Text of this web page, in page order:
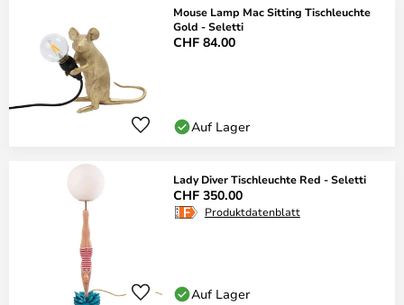
Mouse Lamp Mac Sitting Tischleuchte
Gold - Seletti
CHF 84.00
Auf Lager
Lady Diver Tischleuchte Red - Seletti
CHF 350.00
Produktdatenblatt
Auf Lager